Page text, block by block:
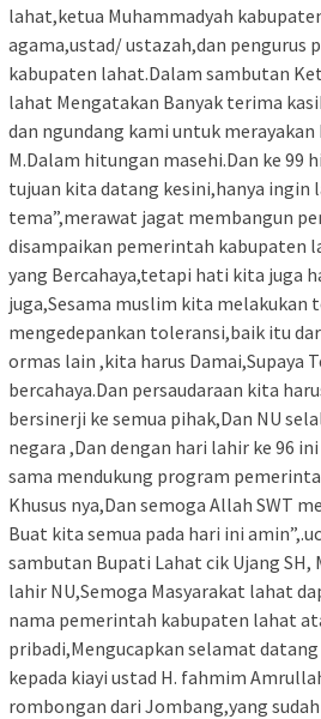
lahat,ketua Muhammadyah
agama,ustad/ ustazah,dan pengurus
kabupaten lahat.Dalam sambutan
lahat Mengatakan Banyak terima
dan ngundang kami untuk merayakan
M.Dalam hitungan masehi.Dan ke 99
tujuan kita datang kesini,hanya ingin
tema”,merawat jagat membangun
disampaikan pemerintah kabupaten
yang Bercahaya,tetapi hati kita juga
juga,Sesama muslim kita melakukan
mengedepankan toleransi,baik itu
ormas lain ,kita harus Damai,Supaya
bercahaya.Dan persaudaraan kita
bersinerji ke semua pihak,Dan NU
negara ,Dan dengan hari lahir ke 96
sama mendukung program
Khusus nya,Dan semoga Allah SWT
Buat kita semua pada hari ini
sambutan Bupati Lahat cik Ujang
lahir NU,Semoga Masyarakat lahat
nama pemerintah kabupaten lahat
pribadi,Mengucapkan selamat
kepada kiayi ustad H. fahmim
rombongan dari Jombang,yang